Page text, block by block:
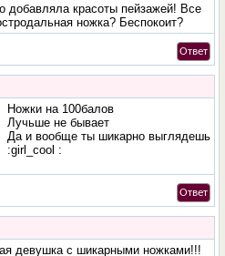
добавляла красоты пейзажей! Все
ножка? Беспокоит?
Ответ
Ножки на 100балов
Лучьше не бывает
Да и вообще ты шикарно выглядешь
:girl_cool :
Ответ
девушка с шикарными ножками!!!